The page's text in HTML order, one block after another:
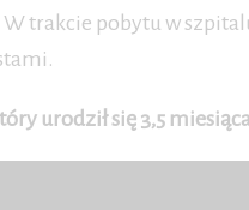
trakcie pobytu w
urodził się 3,5